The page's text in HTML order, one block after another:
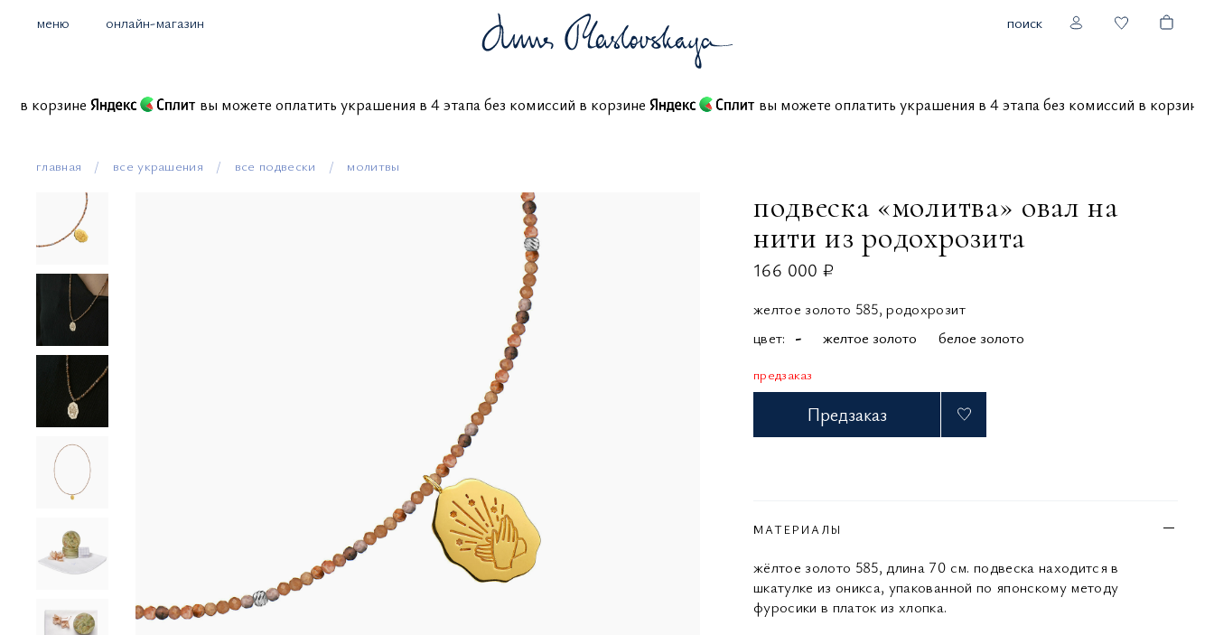
меню онлайн-магазин поиск
в корзине вы можете оплатить украшения в 4 этапа без комиссий в корзине вы можете оплатить украшения в 4 этапа без комиссий в
главная все украшения все подвески молитвы
подвеска «молитва» овал на
нити из родохрозита
166 000 ₽
желтое золото 585, родохрозит
цвет
- желтое золото белое золото
предзаказ
Предзаказ
МАТЕРИАЛЫ
жёлтое золото 585, длина 70 см. подвеска находится в
шкатулке из оникса, упакованной по японскому методу
фуросики в платок из хлопка.